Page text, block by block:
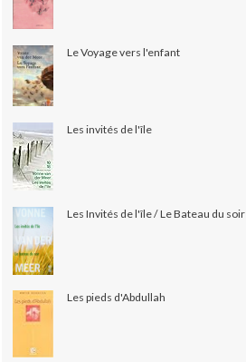
Le Voyage vers l'enfant
Les invités de l'île
Les Invités de l'île / Le Bateau du soir
Les pieds d'Abdullah